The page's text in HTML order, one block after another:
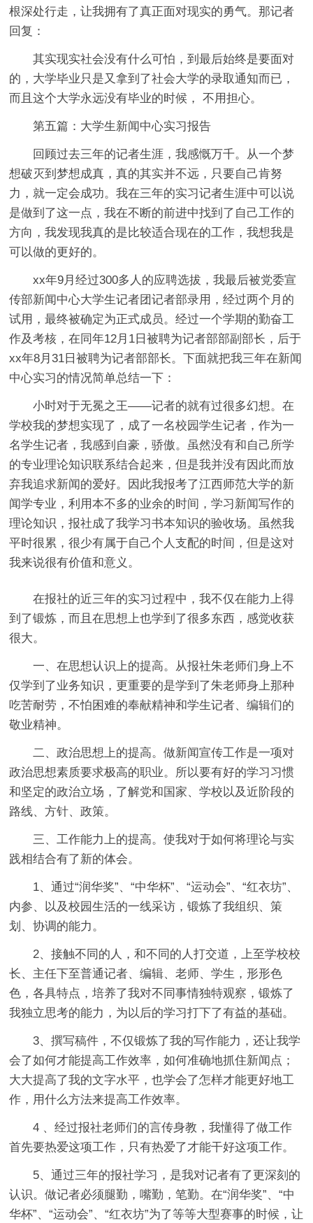
根深处行走，让我拥有了真正面对现实的勇气。那记者
回复：
其实现实社会没有什么可怕，到最后始终是要面对
的，大学毕业只是又拿到了社会大学的录取通知而已，
而且这个大学永远没有毕业的时候， 不用担心。
第五篇：大学生新闻中心实习报告
回顾过去三年的记者生涯，我感慨万千。从一个梦
想破灭到梦想成真，真的其实并不远，只要自己肯努
力，就一定会成功。我在三年的实习记者生涯中可以说
是做到了这一点，我在不断的前进中找到了自己工作的
方向，我发现我真的是比较适合现在的工作，我想我是
可以做的更好的。
xx年9月经过300多人的应聘选拔，我最后被党委宣
传部新闻中心大学生记者团记者部录用，经过两个月的
试用，最终被确定为正式成员。经过一个学期的勤奋工
作及考核，在同年12月1日被聘为记者部部副部长，后于
xx年8月31日被聘为记者部部长。下面就把我三年在新闻
中心实习的情况简单总结一下：
小时对于无冕之王——记者的就有过很多幻想。在
学校我的梦想实现了，成了一名校园学生记者，作为一
名学生记者，我感到自豪，骄傲。虽然没有和自己所学
的专业理论知识联系结合起来，但是我并没有因此而放
弃我追求新闻的爱好。因此我报考了江西师范大学的新
闻学专业，利用本不多的业余的时间，学习新闻写作的
理论知识，报社成了我学习书本知识的验收场。虽然我
平时很累，很少有属于自己个人支配的时间，但是这对
我来说很有价值和意义。
在报社的近三年的实习过程中，我不仅在能力上得
到了锻炼，而且在思想上也学到了很多东西，感觉收获
很大。
一、在思想认识上的提高。从报社朱老师们身上不
仅学到了业务知识，更重要的是学到了朱老师身上那种
吃苦耐劳，不怕困难的奉献精神和学生记者、编辑们的
敬业精神。
二、政治思想上的提高。做新闻宣传工作是一项对
政治思想素质要求极高的职业。所以要有好的学习习惯
和坚定的政治立场，了解党和国家、学校以及近阶段的
路线、方针、政策。
三、工作能力上的提高。使我对于如何将理论与实
践相结合有了新的体会。
1、通过“润华奖”、“中华杯”、“运动会”、“红衣坊”、
内参、以及校园生活的一线采访，锻炼了我组织、策
划、协调的能力。
2、接触不同的人，和不同的人打交道，上至学校校
长、主任下至普通记者、编辑、老师、学生，形形色
色，各具特点，培养了我对不同事情独特观察，锻炼了
我独立思考的能力，为以后的学习打下了有益的基础。
3、撰写稿件，不仅锻炼了我的写作能力，还让我学
会了如何才能提高工作效率，如何准确地抓住新闻点；
大大提高了我的文字水平，也学会了怎样才能更好地工
作，用什么方法来提高工作效率。
4 、经过报社老师们的言传身教，我懂得了做工作
首先要热爱这项工作，只有热爱了才能干好这项工作。
5、通过三年的报社学习，是我对记者有了更深刻的
认识。做记者必须腿勤，嘴勤，笔勤。在“润华奖”、“中
华杯”、“运动会”、“红衣坊”为了等等大型赛事的时候，让